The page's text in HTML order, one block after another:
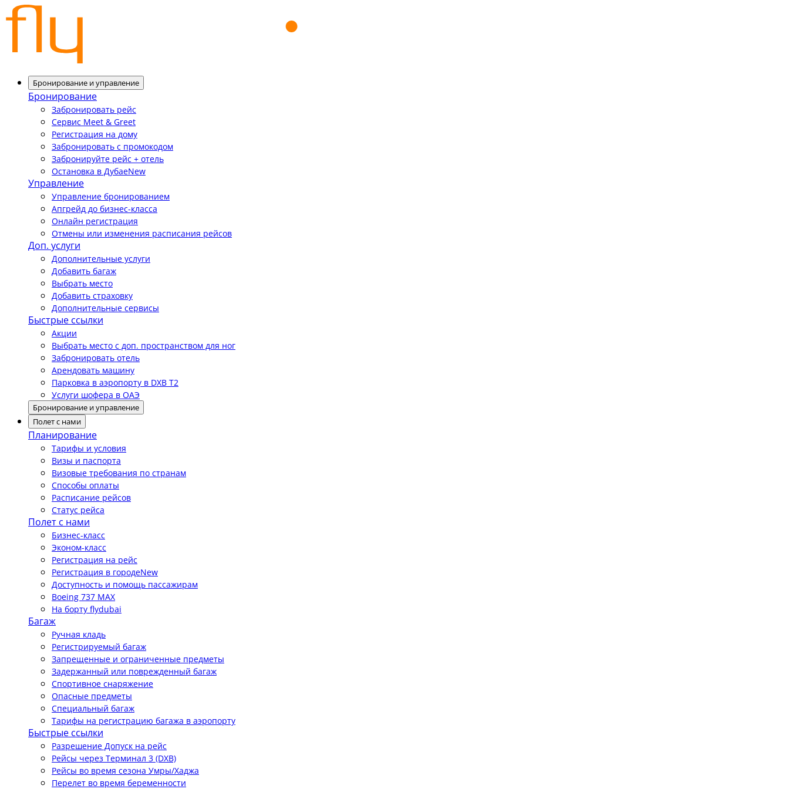
Бронирование и управление
Бронирование
Забронировать рейс
Сервис Meet & Greet
Регистрация на дому
Забронировать с промокодом
Забронируйте рейс + отель
Остановка в ДубаеNew
Управление
Управление бронированием
Апгрейд до бизнес-класса
Онлайн регистрация
Отмены или изменения расписания рейсов
Доп. услуги
Дополнительные услуги
Добавить багаж
Выбрать место
Добавить страховку
Дополнительные сервисы
Быстрые ссылки
Акции
Выбрать место с доп. пространством для ног
Забронировать отель
Арендовать машину
Парковка в аэропорту в DXB T2
Услуги шофера в ОАЭ
Бронирование и управление
Полет с нами
Планирование
Тарифы и условия
Визы и паспорта
Визовые требования по странам
Способы оплаты
Расписание рейсов
Статус рейса
Полет с нами
Бизнес-класс
Эконом-класс
Регистрация на рейс
Регистрация в городеNew
Доступность и помощь пассажирам
Boeing 737 MAX
На борту flydubai
Багаж
Ручная кладь
Регистрируемый багаж
Запрещенные и ограниченные предметы
Задержанный или поврежденный багаж
Спортивное снаряжение
Опасные предметы
Специальный багаж
Тарифы на регистрацию багажа в аэропорту
Быстрые ссылки
Разрешение Допуск на рейс
Рейсы через Терминал 3 (DXB)
Рейсы во время сезона Умры/Хаджа
Перелет во время беременности